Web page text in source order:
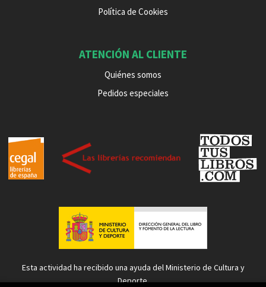
Política de Cookies
ATENCIÓN AL CLIENTE
Quiénes somos
Pedidos especiales
Esta actividad ha recibido una ayuda del Ministerio de Cultura y
Deporte.